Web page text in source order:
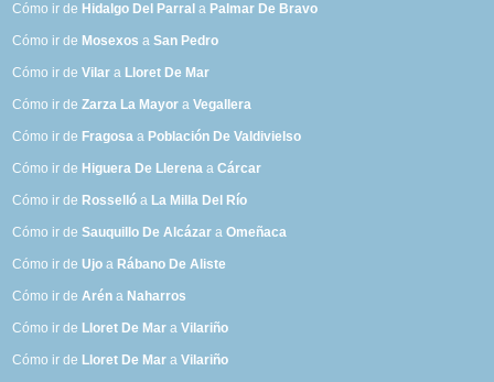
Cómo ir de Hidalgo Del Parral a Palmar De Bravo
Cómo ir de Mosexos aSan Pedro
Cómo ir deVilar a Lloret De Mar
Cómo ir deZarza La Mayor aVegallera
Cómo ir de Fragosa a Población De Valdivielso
Cómo ir de Higuera De Llerena aCárcar
Cómo ir de Rosselló a La Milla Del Río
Cómo ir deSauquillo De Alcázar aOmeñaca
Cómo ir deUjo a Rábano De Aliste
Cómo ir deArén a Naharros
Cómo ir de Lloret De Mar aVilariño
Cómo ir de Lloret De Mar aVilariño